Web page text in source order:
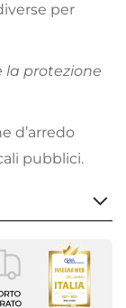
per
la protezione
d’arredo
pubblici.